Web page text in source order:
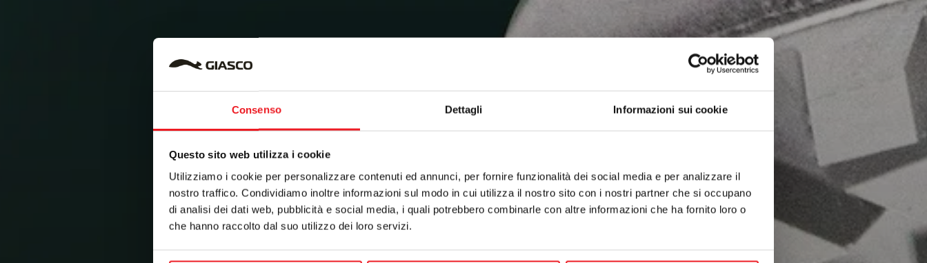
Consenso Dettagli Informazioni sui cookie
Questo sito web utilizza i cookie
Utilizziamo i cookie per personalizzare contenuti ed annunci, per fornire funzionalità dei social media e per analizzare il
nostro traffico. Condividiamo inoltre informazioni sul modo in cui utilizza il nostro sito con i nostri partner che si occupano
di analisi dei dati web, pubblicità e social media, i quali potrebbero combinarle con altre informazioni che ha fornito loro o
che hanno raccolto dal suo utilizzo dei loro servizi.